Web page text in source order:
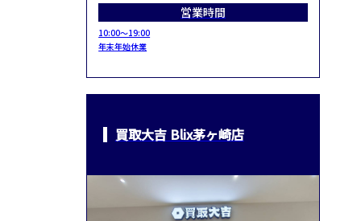
営業時間
10:00～19:00
年末年始休業
買取大吉 Blix茅ヶ崎店